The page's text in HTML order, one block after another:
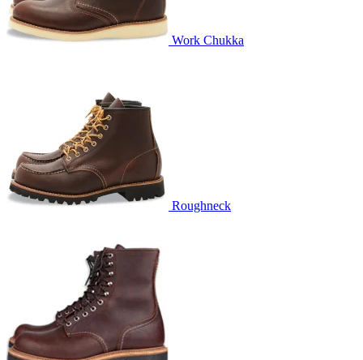
Work Chukka
Roughneck